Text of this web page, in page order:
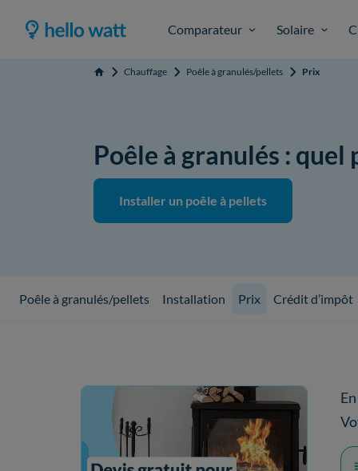
Comparateur Solaire
Accueil Chauffage Poêle à granulés/pellets Prix
Poêle à granulés : quel
Installer un poêle à pellets
Poêle à granulés/pellets Installation Prix Crédit d’impôt